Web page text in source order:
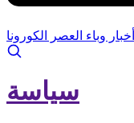
أخبار وباء العصر الكورونا
سياسة